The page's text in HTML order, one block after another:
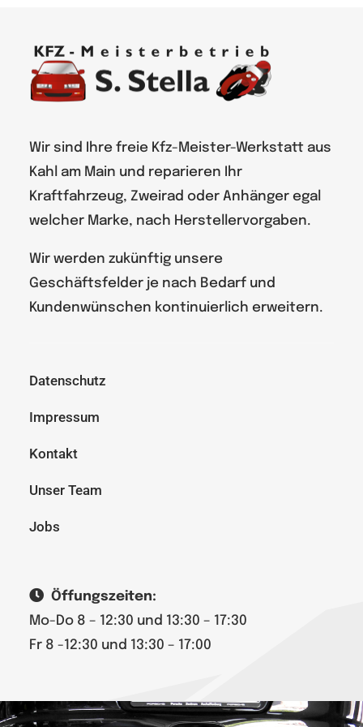
Wir sind Ihre freie Kfz-Meister-Werkstatt aus
Kahl am Main und reparieren Ihr
Kraftfahrzeug, Zweirad oder Anhänger egal
welcher Marke, nach Herstellervorgaben.
Wir werden zukünftig unsere
Geschäftsfelder je nach Bedarf und
Kundenwünschen kontinuierlich erweitern.
Datenschutz
Impressum
Kontakt
Unser Team
Jobs
Öffungszeiten:
Mo-Do 8 – 12:30 und 13:30 – 17:30
Fr 8 -12:30 und 13:30 – 17:00